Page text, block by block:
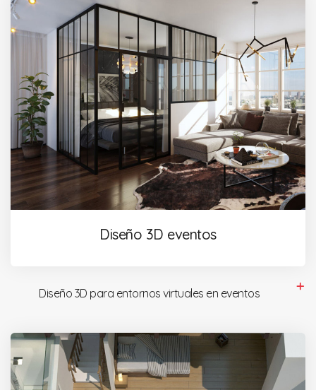
Diseño 3D eventos
Diseño 3D para entornos virtuales en eventos